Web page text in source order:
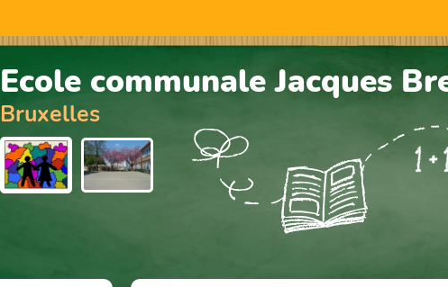
Ecole communale Jacques
Bruxelles